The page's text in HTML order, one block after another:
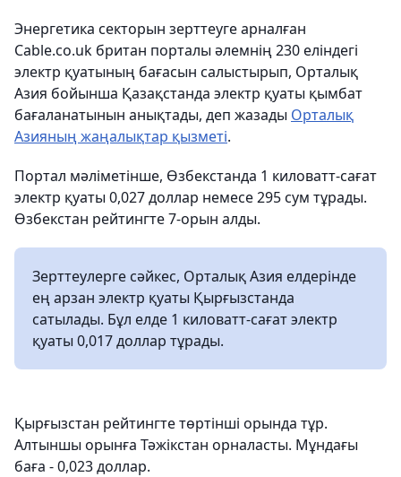
Энергетика секторын зерттеуге арналған
Cable.co.uk британ порталы әлемнің 230 еліндегі
электр қуатының бағасын салыстырып, Орталық
Азия бойынша Қазақстанда электр қуаты қымбат
бағаланатынын анықтады, деп жазады Орталық
Азияның жаңалықтар қызметі.
Портал мәліметінше, Өзбекстанда 1 киловатт-сағат
электр қуаты 0,027 доллар немесе 295 сум тұрады.
Өзбекстан рейтингте 7-орын алды.
Зерттеулерге сәйкес, Орталық Азия елдерінде
ең арзан электр қуаты Қырғызстанда
сатылады. Бұл елде 1 киловатт-сағат электр
қуаты 0,017 доллар тұрады.
Қырғызстан рейтингте төртінші орында тұр.
Алтыншы орынға Тәжікстан орналасты. Мұндағы
баға - 0,023 доллар.